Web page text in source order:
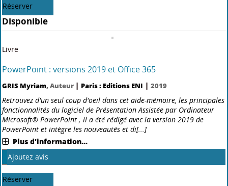
confiance : apprendre, s'entraîner et exceller
Marc Israël, Auteur
La peur de parler en public arrive juste derrière celle de la mort. Le
stress qu'elle génère peut être incapacitant et transformer une
en public est une des compétences nécessair[...]
Nouveauté
Ajoutez avis
Réserver
Disponible